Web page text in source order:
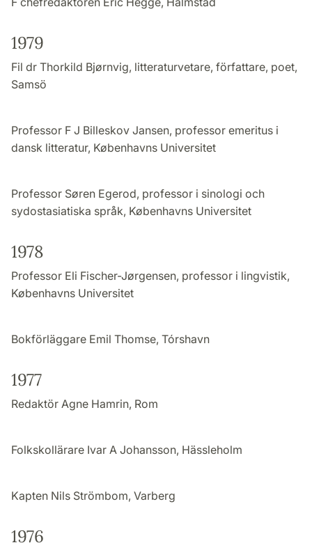
1979
Fil dr Thorkild Bjørnvig, litteraturvetare, författare, poet,
Samsö
Professor F J Billeskov Jansen, professor emeritus i
dansk litteratur, Københavns Universitet
Professor Søren Egerod, professor i sinologi och
sydostasiatiska språk, Københavns Universitet
1978
Professor Eli Fischer-Jørgensen, professor i lingvistik,
Københavns Universitet
Bokförläggare Emil Thomse, Tórshavn
1977
Redaktör Agne Hamrin, Rom
Folkskollärare Ivar A Johansson, Hässleholm
Kapten Nils Strömbom, Varberg
1976